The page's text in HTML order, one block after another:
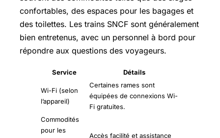
confortables, des espaces pour les bagages et
des toilettes. Les trains SNCF sont généralement
bien entretenus, avec un personnel à bord pour
répondre aux questions des voyageurs.
Service Détails
Wi-Fi (selon
l’appareil)
Certaines rames sont
équipées de connexions Wi-
Fi gratuites.
Commodités
pour les
Accès facilité et assistance